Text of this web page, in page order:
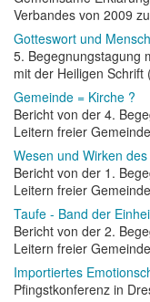
Verbandes von 2009
Gotteswort und
5. Begegnungstagung
mit der Heiligen Schrift
Gemeinde = Kirche ?
Bericht von der 4.
Leitern freier
Wesen und Wirken
Bericht von der 1.
Leitern freier
Taufe - Band der
Bericht von der 2.
Leitern freier
Importiertes
Pfingstkonferenz in